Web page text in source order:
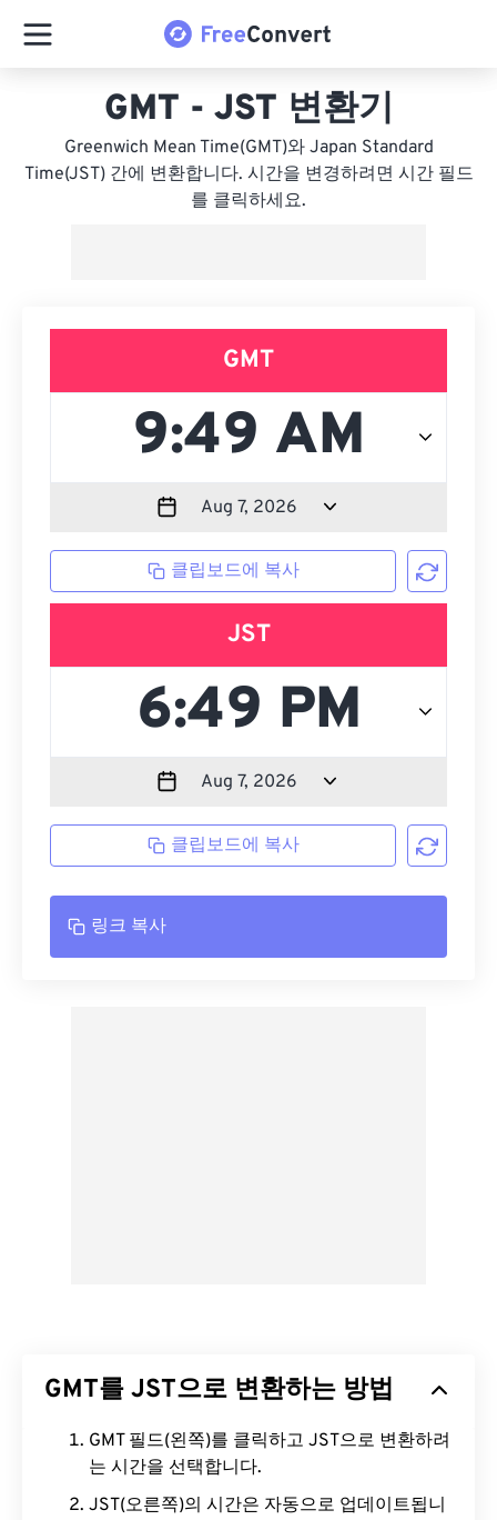
GMT - JST 변환기
Greenwich Mean Time(GMT)와 Japan Standard
Time(JST) 간에 변환합니다. 시간을 변경하려면 시간 필드
를 클릭하세요.
GMT
클립보드에 복사
JST
클립보드에 복사
링크 복사
GMT를 JST으로 변환하는 방법
GMT 필드(왼쪽)를 클릭하고 JST으로 변환하려
는 시간을 선택합니다.
JST(오른쪽)의 시간은 자동으로 업데이트됩니